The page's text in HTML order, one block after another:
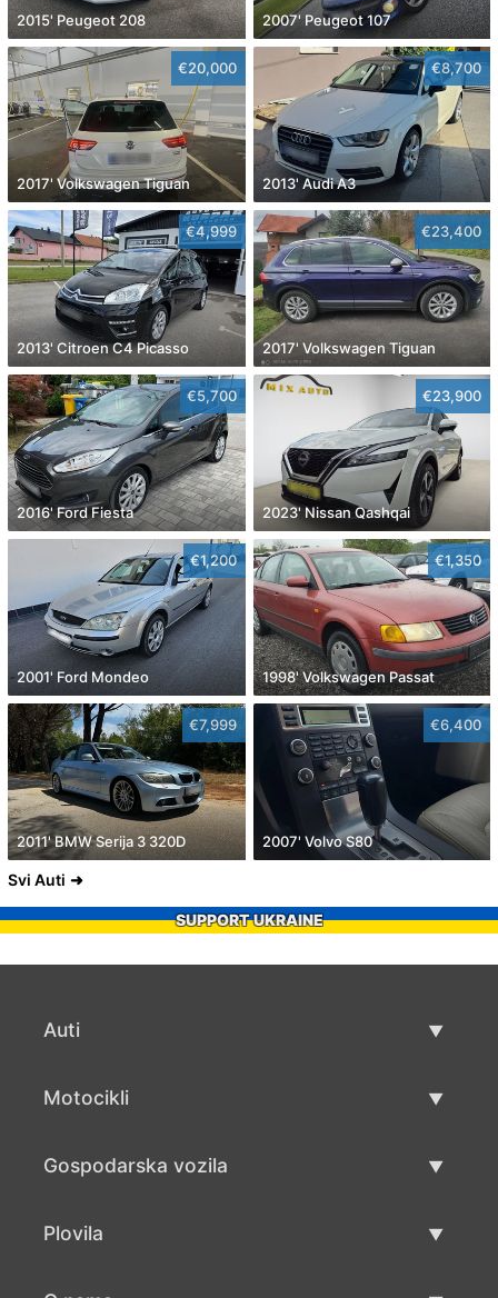
2015' Peugeot 208 2007' Peugeot 107
€20,000
2017' Volkswagen Tiguan
€8,700
2013' Audi A3
€4,999
2013' Citroen C4 Picasso
€23,400
2017' Volkswagen Tiguan
€5,700
2016' Ford Fiesta
€23,900
2023' Nissan Qashqai
€1,200
2001' Ford Mondeo
€1,350
1998' Volkswagen Passat
€7,999
2011' BMW Serija 3 320D
€6,400
2007' Volvo S80
Svi Auti
SUPPORT UKRAINE
Auti
Motocikli
Gospodarska vozila
Plovila